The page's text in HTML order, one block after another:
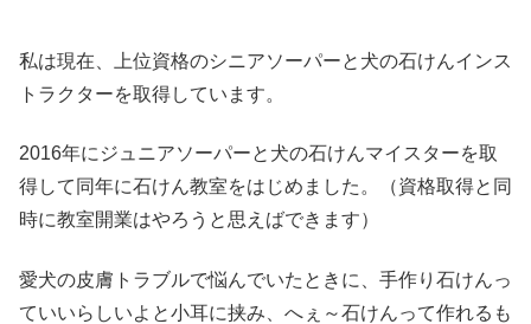
私は現在、上位資格のシニアソーパーと犬の石けんインス
トラクターを取得しています。
2016年にジュニアソーパーと犬の石けんマイスターを取
得して同年に石けん教室をはじめました。（資格取得と同
時に教室開業はやろうと思えばできます）
愛犬の皮膚トラブルで悩んでいたときに、手作り石けんっ
ていいらしいよと小耳に挟み、へぇ～石けんって作れるも